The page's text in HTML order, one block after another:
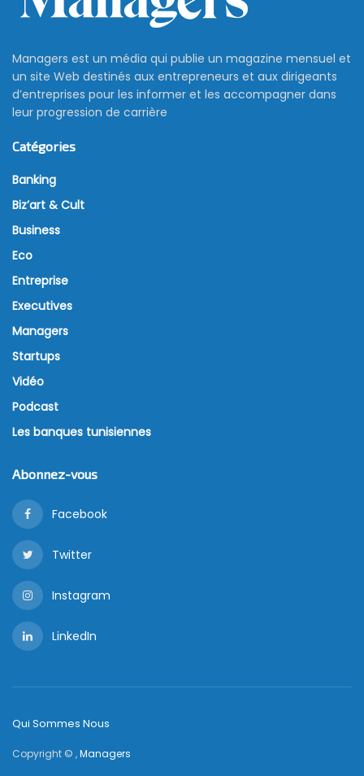
Managers est un média qui publie un magazine mensuel et
un site Web destinés aux entrepreneurs et aux dirigeants
d’entreprises pour les informer et les accompagner dans
leur progression de carrière
Catégories
Banking
Biz’art & Cult
Business
Eco
Entreprise
Executives
Managers
Startups
Vidéo
Podcast
Les banques tunisiennes
Abonnez-vous
Facebook
Twitter
Instagram
LinkedIn
Qui Sommes Nous
Copyright © ,Managers